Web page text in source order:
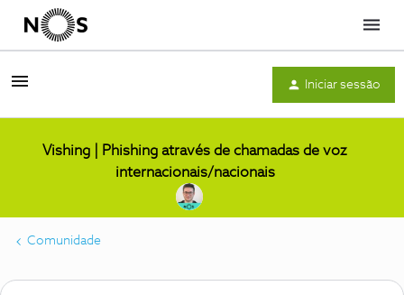
Menu
Iniciar sessão
Vishing | Phishing através de chamadas de voz
internacionais/nacionais
Comunidade